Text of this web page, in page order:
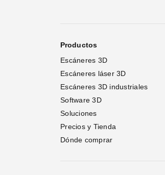
Productos
Escáneres 3D
Escáneres láser 3D
Escáneres 3D industriales
Software 3D
Soluciones
Precios y Tienda
Dónde comprar